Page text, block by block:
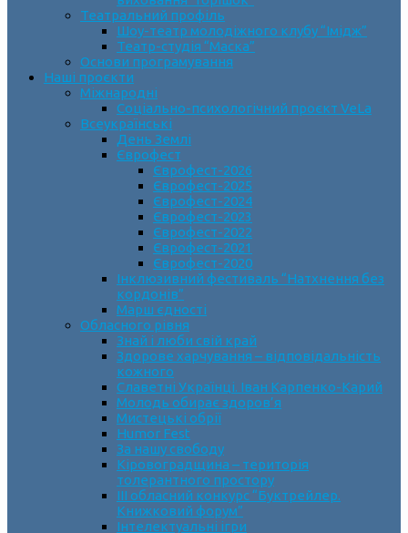
Театральний профіль
Шоу-театр молодіжного клубу “Імідж”
Театр-студія “Маска”
Основи програмування
Наші проєкти
Міжнародні
Соціально-психологічний проєкт VeLa
Всеукраїнські
День Землі
Єврофест
Єврофест-2026
Єврофест-2025
Єврофест-2024
Єврофест-2023
Єврофест-2022
Єврофест-2021
Єврофест-2020
Інклюзивний фестиваль “Натхнення без
кордонів”
Марш єдності
Обласного рівня
Знай і люби свій край
Здорове харчування – відповідальність
кожного
Славетні Українці. Іван Карпенко-Карий
Молодь обирає здоров’я
Мистецькі обрії
Humor Fest
За нашу свободу
Кіровоградщина – територія
толерантного простору
ІII обласний конкурс “Буктрейлер.
Книжковий форум”
Інтелектуальні ігри